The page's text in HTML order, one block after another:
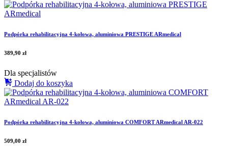
Podpórka rehabilitacyjna 4-kołowa, aluminiowa PRESTIGE ARmedical
389,90 zł
Dla specjalistów
Dodaj do koszyka
Podpórka rehabilitacyjna 4-kołowa, aluminiowa COMFORT ARmedical AR-022
509,00 zł